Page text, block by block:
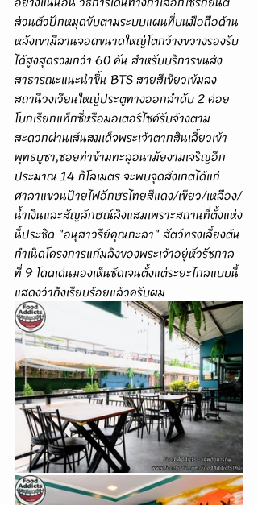
ส่วนตัวปักหมุดขับตามระบบแผนที่บนมือถือด้าน
หลังเขามีลานจอดขนาดใหญ่โตกว้างขวางรองรับ
ได้สูงสุดรวมกว่า 60 คัน สำหรับบริการขนส่ง
สาธารณะแนะนำขึ้น BTS สายสีเขียวเข้มลง
สถานีวงเวียนใหญ่ประตูทางออกลำดับ 2 ค่อย
โบกเรียกแท็กซี่หรือมอเตอร์ไซค์รับจ้างตาม
สะดวกผ่านเส้นสมเด็จพระเจ้าตากสินเลี้ยวเข้า
พุทธบูชา,ซอยท่าข้ามทะลุอนามัยงามเจริญอีก
ประมาณ 14 กิโลเมตร จะพบจุดสังเกตได้แก่
ศาลาแขวนป้ายไฟอักษรไทยสีแดง/เขียว/เหลือง/
น้ำเงินและสัญลักษณ์ลิงแสมเพราะสถานที่ตั้งแห่ง
นี้ประชิด "อนุสาวรีย์คุณกะลา" สัตว์ทรงเลี้ยงต้น
กำเนิดโครงการแก้มลิงของพระเจ้าอยู่หัวรัชกาล
ที่ 9 โดดเด่นมองเห็นชัดเจนตั้งแต่ระยะไกลแบบนี้
แสดงว่าถึงเรียบร้อยแล้วครับผม